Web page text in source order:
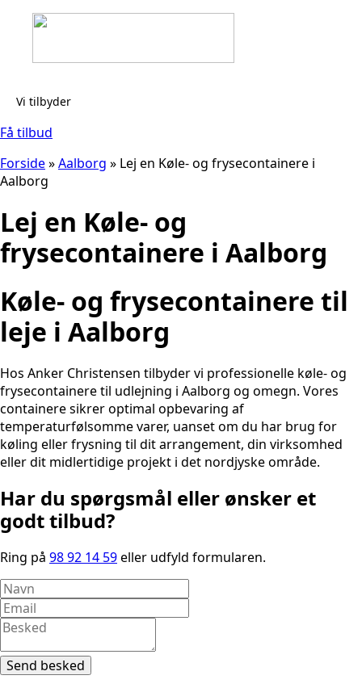
Vi tilbyder
Få tilbud
Forside»Aalborg » Lej en Køle- og frysecontainere i
Aalborg
Lej en Køle- og
frysecontainere i Aalborg
Køle- og frysecontainere til
leje i Aalborg
Hos Anker Christensen tilbyder vi professionelle køle- og
frysecontainere til udlejning i Aalborg og omegn. Vores
containere sikrer optimal opbevaring af
temperaturfølsomme varer, uanset om du har brug for
køling eller frysning til dit arrangement, din virksomhed
eller dit midlertidige projekt i det nordjyske område.
Har du spørgsmål eller ønsker et
godt tilbud?
Ring på 98 92 14 59eller udfyld formularen.
Send besked